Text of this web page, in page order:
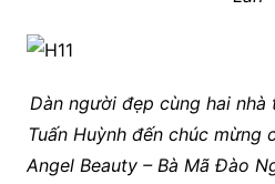
Dàn người đẹp cùng hai nhà
Tuấn Huỳnh đến chúc mừng
Angel Beauty – Bà Mã Đào